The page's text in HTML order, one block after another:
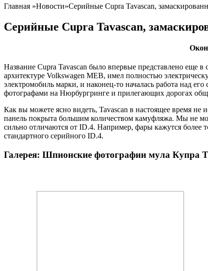
Главная »Новости»Серийные Cupra Tavascan,
Серийные Cupra Tavascan,
Название Cupra Tavascan было впервые представлено еще
архитектуре Volkswagen MEB, имел полностью
электромобиль марки, и наконец-то началась работа над
фотографами на Нюрбургринге и прилегающих дорогах
Как вы можете ясно видеть, Tavascan в настоящее время не
панель покрыта большим количеством камуфляжа. Мы не
сильно отличаются от ID.4. Например, фары кажутся более
стандартного серийного ID.4.
Галерея: Шпионские фотографии мула Купра